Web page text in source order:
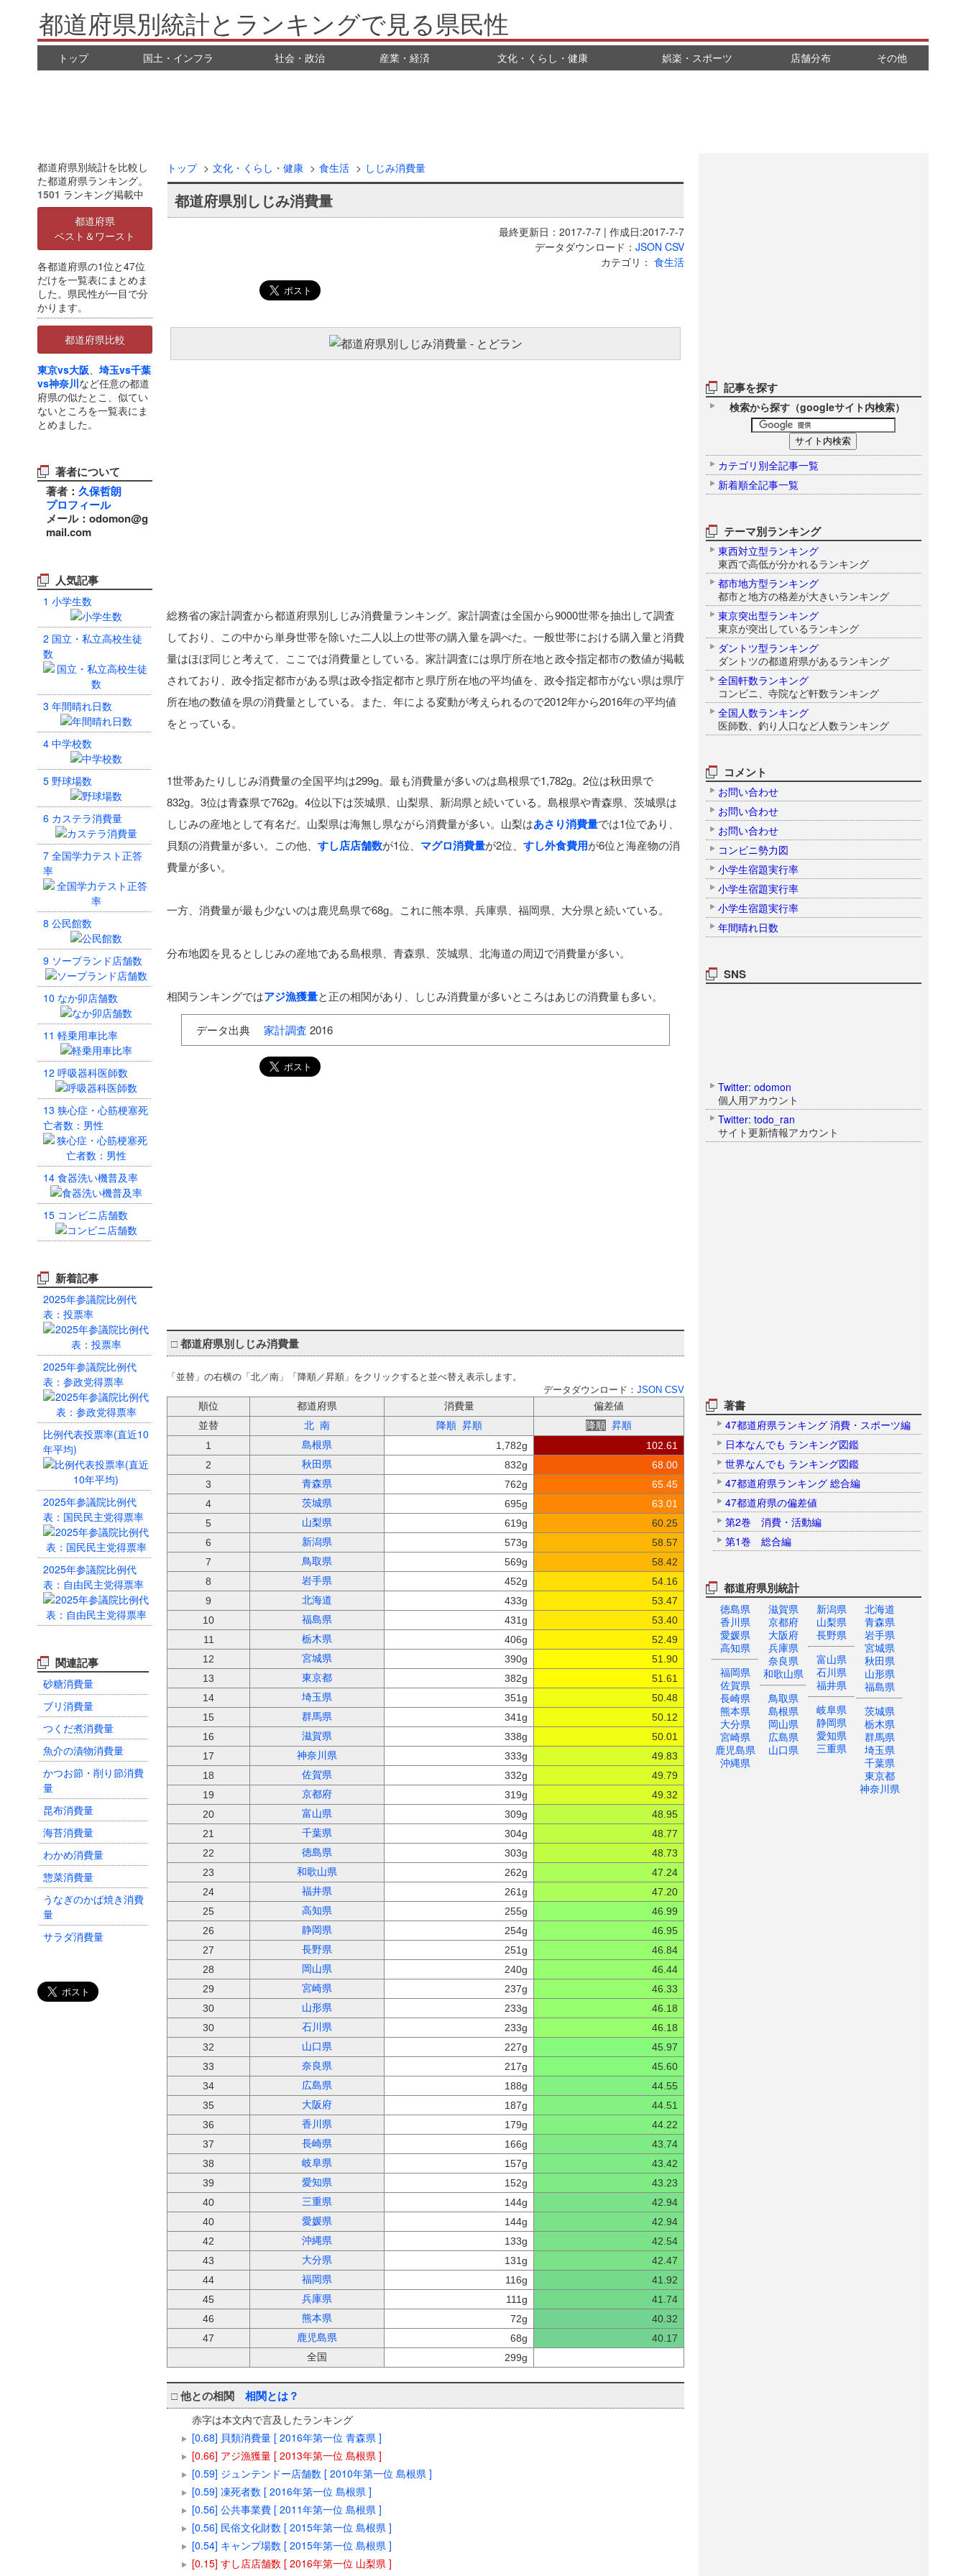
都道府県別統計とランキングで見る県民性
トップ 国土・インフラ 社会・政治 産業・経済 文化・くらし・健康 娯楽・スポーツ 店舗分布 その他
記事を探す
検索から探す（googleサイト内検索）
カテゴリ別全記事一覧
新着順全記事一覧
テーマ別ランキング
東西対立型ランキング
東西で高低が分かれるランキング
都市地方型ランキング
都市と地方の格差が大きいランキング
東京突出型ランキング
東京が突出しているランキング
ダントツ型ランキング
ダントツの都道府県があるランキング
全国軒数ランキング
コンビニ、寺院など軒数ランキング
全国人数ランキング
医師数、釣り人口など人数ランキング
コメント
お問い合わせ
お問い合わせ
お問い合わせ
コンビニ勢力図
小学生宿題実行率
小学生宿題実行率
小学生宿題実行率
年間晴れ日数
SNS
Twitter: odomon
個人用アカウント
Twitter: todo_ran
サイト更新情報アカウント
著書
47都道府県ランキング 消費・スポーツ編
日本なんでも ランキング図鑑
世界なんでも ランキング図鑑
47都道府県ランキング 総合編
47都道府県の偏差値
第2巻 消費・活動編
第1巻 総合編
都道府県別統計
徳島県
香川県
愛媛県
高知県
福岡県
佐賀県
長崎県
熊本県
大分県
宮崎県
鹿児島県
沖縄県
滋賀県
京都府
大阪府
兵庫県
奈良県
和歌山県
鳥取県
島根県
岡山県
広島県
山口県
新潟県
山梨県
長野県
富山県
石川県
福井県
岐阜県
静岡県
愛知県
三重県
北海道
青森県
岩手県
宮城県
秋田県
山形県
福島県
茨城県
栃木県
群馬県
埼玉県
千葉県
東京都
神奈川県
都道府県別統計を比較し
た都道府県ランキング。
1501 ランキング掲載中
都道府県
ベスト＆ワースト
各都道府県の1位と47位
だけを一覧表にまとめま
した。県民性が一目で分
かります。
都道府県比較
東京vs大阪、 埼玉vs千葉
vs神奈川など任意の都道
府県の似たとこ、似てい
ないところを一覧表にま
とめました。
著者について
著者： 久保哲朗
プロフィール
メール：odomon@g
mail.com
人気記事
1 小学生数
2 国立・私立高校生徒
数
3 年間晴れ日数
4 中学校数
5 野球場数
6 カステラ消費量
7 全国学力テスト正答
率
8 公民館数
9 ソープランド店舗数
10 なか卯店舗数
11 軽乗用車比率
12 呼吸器科医師数
13 狭心症・心筋梗塞死
亡者数：男性
14 食器洗い機普及率
15 コンビニ店舗数
新着記事
2025年参議院比例代
表：投票率
2025年参議院比例代
表：参政党得票率
比例代表投票率(直近10
年平均)
2025年参議院比例代
表：国民民主党得票率
2025年参議院比例代
表：自由民主党得票率
関連記事
砂糖消費量
ブリ消費量
つくだ煮消費量
魚介の漬物消費量
かつお節・削り節消費
量
昆布消費量
海苔消費量
わかめ消費量
惣菜消費量
うなぎのかば焼き消費
量
サラダ消費量
天ぷら・フライ消費量
ハンバーグ消費量
トップ 文化・くらし・健康 食生活 しじみ消費量
都道府県別しじみ消費量
最終更新日：2017-7-7 | 作成日:2017-7-7
データダウンロード： JSON CSV
カテゴリ： 食生活
総務省の家計調査から都道府県別しじみ消費量ランキング。家計調査は全国から9000世帯を抽出して調査
しており、この中から単身世帯を除いた二人以上の世帯の購入量を調べた。一般世帯における購入量と消費
量はほぼ同じと考えて、ここでは消費量としている。家計調査には県庁所在地と政令指定都市の数値が掲載
されており、政令指定都市がある県は政令指定都市と県庁所在地の平均値を、政令指定都市がない県は県庁
所在地の数値を県の消費量としている。また、年による変動が考えられるので2012年から2016年の平均値
をとっている。
1世帯あたりしじみ消費量の全国平均は299g。最も消費量が多いのは島根県で1,782g。2位は秋田県で
832g。3位は青森県で762g。4位以下は茨城県、山梨県、新潟県と続いている。島根県や青森県、茨城県は
しじみの産地として有名だ。山梨県は海無し県ながら消費量が多い。山梨はあさり消費量では1位であり、
貝類の消費量が多い。この他、 すし店店舗数が1位、 マグロ消費量が2位、 すし外食費用が6位と海産物の消
費量が多い。
一方、消費量が最も少ないのは鹿児島県で68g。これに熊本県、兵庫県、福岡県、大分県と続いている。
分布地図を見るとしじみの産地である島根県、青森県、茨城県、北海道の周辺で消費量が多い。
相関ランキングではアジ漁獲量と正の相関があり、しじみ消費量が多いところはあじの消費量も多い。
データ出典 家計調査 2016
□都道府県別しじみ消費量
「並替」の右横の「北／南」「降順／昇順」をクリックすると並べ替え表示します。
データダウンロード： JSON CSV
順位 都道府県 消費量
偏差値
並替
北 南 降順 昇順 降順 昇順
1
島根県 1,782g
102.61
2
秋田県 832g
68.00
3
青森県 762g
65.45
4
茨城県 695g
63.01
5
山梨県 619g
60.25
6
新潟県 573g
58.57
7
鳥取県 569g
58.42
8
岩手県 452g
54.16
9
北海道 433g
53.47
10
福島県 431g
53.40
11
栃木県 406g
52.49
12
宮城県 390g
51.90
13
東京都 382g
51.61
14
埼玉県 351g
50.48
15
群馬県 341g
50.12
16
滋賀県 338g
50.01
17
神奈川県 333g
49.83
18
佐賀県 332g
49.79
19
京都府 319g
49.32
20
富山県 309g
48.95
21
千葉県 304g
48.77
22
徳島県 303g
48.73
23
和歌山県 262g
47.24
24
福井県 261g
47.20
25
高知県 255g
46.99
26
静岡県 254g
46.95
27
長野県 251g
46.84
28
岡山県 240g
46.44
29
宮崎県 237g
46.33
30
山形県 233g
46.18
30
石川県 233g
46.18
32
山口県 227g
45.97
33
奈良県 217g
45.60
34
広島県 188g
44.55
35
大阪府 187g
44.51
36
香川県 179g
44.22
37
長崎県 166g
43.74
38
岐阜県 157g
43.42
39
愛知県 152g
43.23
40
三重県 144g
42.94
40
愛媛県 144g
42.94
42
沖縄県 133g
42.54
43
大分県 131g
42.47
44
福岡県 116g
41.92
45
兵庫県 111g
41.74
46
熊本県 72g
40.32
47
鹿児島県 68g
40.17
全国
299g
□他との相関 相関とは？
赤字は本文内で言及したランキング
[0.68] 貝類消費量 [ 2016年第一位 青森県 ]
[0.66] アジ漁獲量 [ 2013年第一位 島根県 ]
[0.59] ジュンテンドー店舗数 [ 2010年第一位 島根県 ]
[0.59] 凍死者数 [ 2016年第一位 島根県 ]
[0.56] 公共事業費 [ 2011年第一位 島根県 ]
[0.56] 民俗文化財数 [ 2015年第一位 島根県 ]
[0.54] キャンプ場数 [ 2015年第一位 島根県 ]
[0.15] すし店店舗数 [ 2016年第一位 山梨県 ]